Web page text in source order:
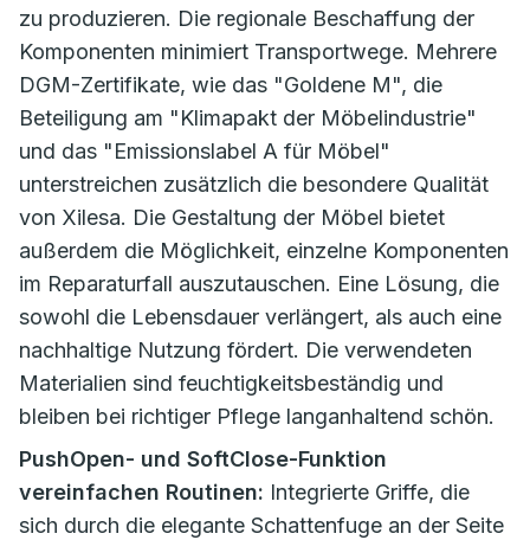
zu produzieren. Die regionale Beschaffung der
Komponenten minimiert Transportwege. Mehrere
DGM-Zertifikate, wie das "Goldene M", die
Beteiligung am "Klimapakt der Möbelindustrie"
und das "Emissionslabel A für Möbel"
unterstreichen zusätzlich die besondere Qualität
von Xilesa. Die Gestaltung der Möbel bietet
außerdem die Möglichkeit, einzelne Komponenten
im Reparaturfall auszutauschen. Eine Lösung, die
sowohl die Lebensdauer verlängert, als auch eine
nachhaltige Nutzung fördert. Die verwendeten
Materialien sind feuchtigkeitsbeständig und
bleiben bei richtiger Pflege langanhaltend schön.
PushOpen- und SoftClose-Funktion
vereinfachen Routinen: Integrierte Griffe, die
sich durch die elegante Schattenfuge an der Seite